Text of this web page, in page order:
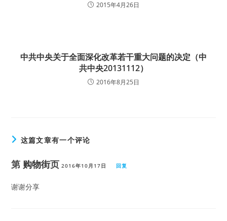
2015年4月26日
中共中央关于全面深化改革若干重大问题的决定（中
共中央20131112）
2016年8月25日
这篇文章有一个评论
第 购物街页 2016年10月17日 回复
谢谢分享